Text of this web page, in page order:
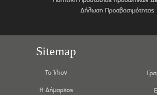
Δήλωση Προσβασιμότητας
Sitemap
Το Ίλιον
Η Δήμαρχος